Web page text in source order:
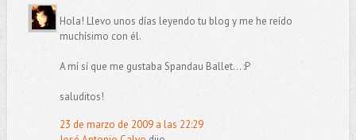
Hola! Llevo unos días leyendo tu blog y me he reído
muchísimo con él.
A mí sí que me gustaba Spandau Ballet... :P
saluditos!
23 de marzo de 2009 a las 22:29